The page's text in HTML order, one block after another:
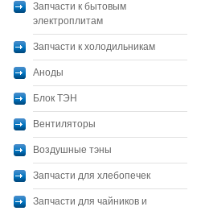
Запчасти к бытовым
электроплитам
Запчасти к холодильникам
Аноды
Блок ТЭН
Вентиляторы
Воздушные тэны
Запчасти для хлебопечек
Запчасти для чайников и